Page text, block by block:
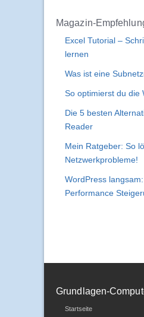
Magazin-
Excel Tutorial –
lernen
Was ist eine
So optimierst du die
Die 5 besten
Reader
Mein Ratgeber: So
Netzwerkprobleme!
WordPress
Performance
Grundlagen-
Startseite